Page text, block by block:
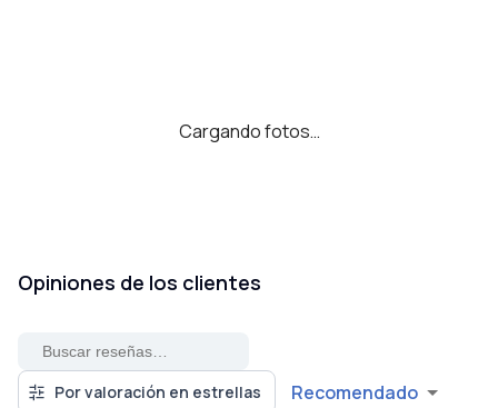
Cargando fotos…
Opiniones de los clientes
Por valoración en estrellas Recomendado